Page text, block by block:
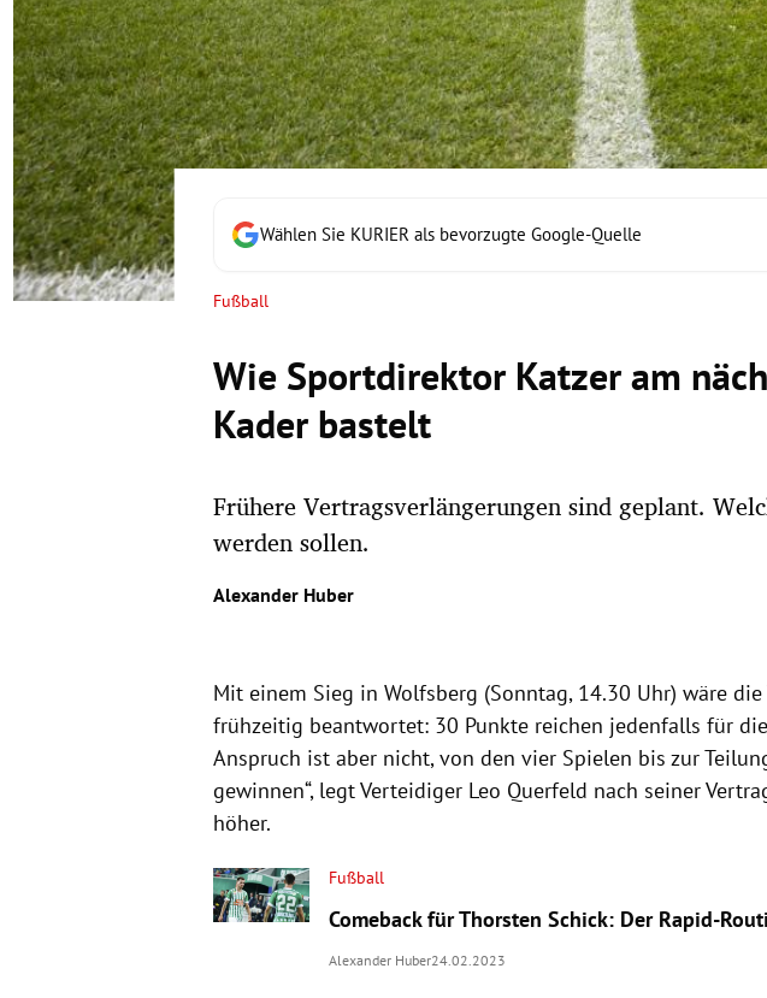
Untermenü
Untermenü
Untermenü
Untermenü
Untermenü
Wählen Sie KURIER als bevorzugte Google-Quelle
Fußball
Wie Sportdirektor Katzer am
Kader bastelt
Frühere Vertragsverlängerungen sind geplant.
werden sollen.
Alexander Huber
Mit einem Sieg in Wolfsberg (Sonntag, 14.30 Uhr) wäre
frühzeitig beantwortet: 30 Punkte reichen jedenfalls für
Anspruch ist aber nicht, von den vier Spielen bis zur
gewinnen“, legt Verteidiger Leo Querfeld nach seiner
höher.
Fußball
Comeback für Thorsten Schick: Der Rapid-
Alexander Huber24.02.2023